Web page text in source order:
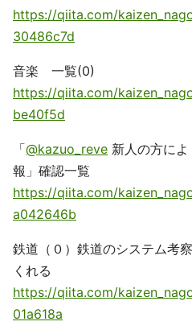
https://qiita.com/
30486c7d
音楽 一覧(0)
https://qiita.com/
be40f5d
「@kazuo_reve 新人の方に
報」確認一覧
https://qiita.com/
a042646b
鉄道（０）鉄道のシステム考
くれる
https://qiita.com/
01a618a